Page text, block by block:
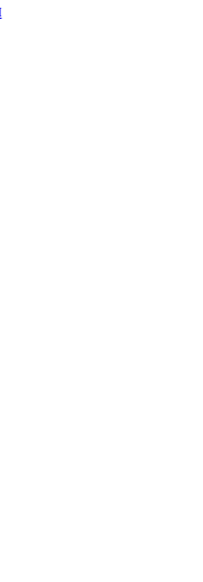
детских площадок
для выгула собак
для улицы
под заказ